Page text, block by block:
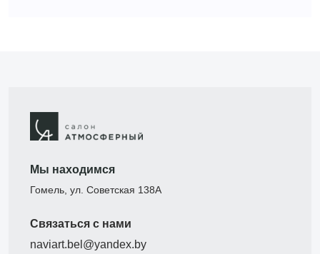
Мы находимся
Гомель, ул. Советская 138А
Связаться с нами
naviart.bel@yandex.by